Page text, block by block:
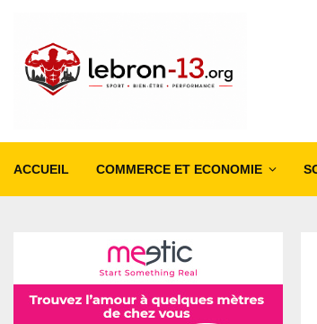
ACCUEIL COMMERCE ET ECONOMIE